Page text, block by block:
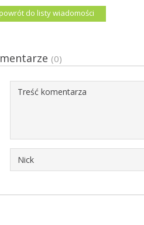
do listy wiadomości
(0)